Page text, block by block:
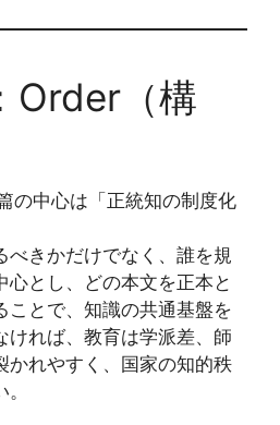
Order（構
の中心は「正統知の制度化
べきかだけでなく、誰を規
心とし、どの本文を正本と
ことで、知識の共通基盤を
ければ、教育は学派差、師
かれやすく、国家の知的秩